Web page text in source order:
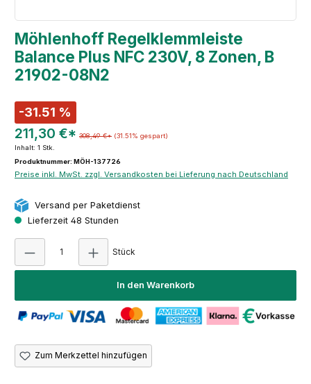
Möhlenhoff Regelklemmleiste
Balance Plus NFC 230V, 8 Zonen, B
21902-08N2
-31.51 %
211,30 €* 308,49 €* (31.51% gespart)
Inhalt: 1 Stk.
Produktnummer: MÖH-137726
Preise inkl. MwSt. zzgl. Versandkosten bei Lieferung nach Deutschland
Versand per Paketdienst
Lieferzeit 48 Stunden
Stück
In den Warenkorb
Zum Merkzettel hinzufügen